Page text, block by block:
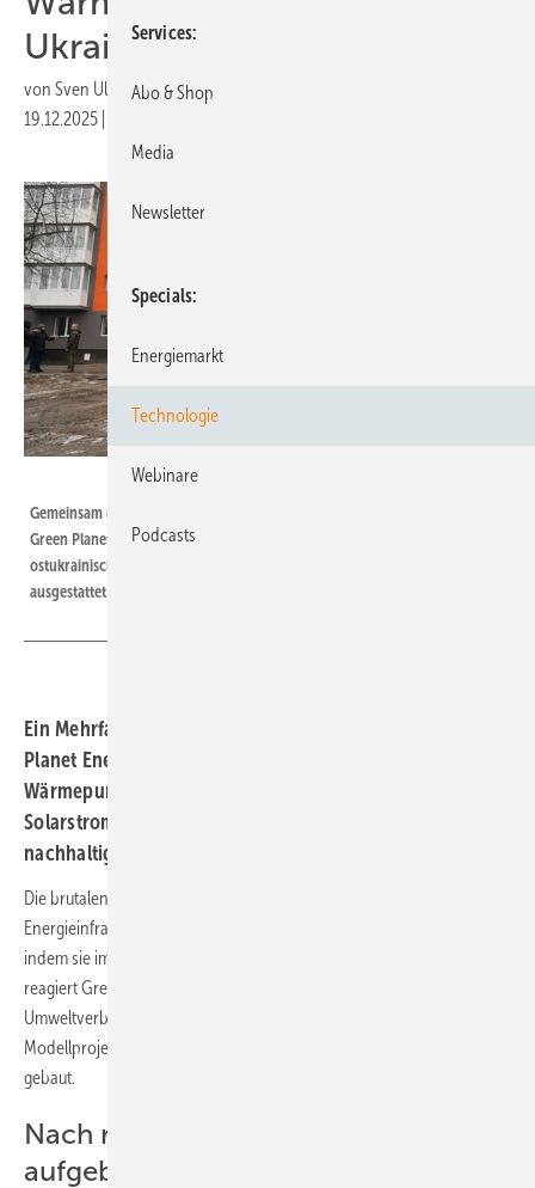
Ukraine auf
von Sven Ullrich
19.12.2025
Gemeinsam mit der Stadt Trostjanez und der Ökoenergiegenossenschaft
Green Planet Energy hat Greenpeace ein Mehrfamilienhaus in der
ostukrainischen Stadt Trostjanez mit einem regenerativen Wärmesystem
ausgestattet.
Ein Mehrfamilienhaus wurde in Kooperation mit Green
Planet Energy mit einer Geothermie- und
Wärmepumpenanlage ausgestattet. Diese werden mit
Solarstrom betrieben. Das Projekt ist Teil der
nachhaltigen Wiederaufbaustrategie der Stadt Trostjanez.
Die brutalen russischen Angriffe in der Ukraine gelten in der Regel der
Energieinfrastruktur. Die Menschen sollen mürbe gemacht werden,
indem sie im Winter in kalten Wohnungen ausharren müssen. Darauf
reagiert Greenpeace. Gemeinsam mit Green Planet Energy hat der
Umweltverband in der ostukrainischen Stadt Trostjanez ein
Modellprojekt für nachhaltige und unabhängige Wärmeversorgung
gebaut.
Nach russischem Angriff wieder
aufgebaut
Services
Abo & Shop
Media
Newsletter
Specials
Energiemarkt
Technologie
Webinare
Podcasts